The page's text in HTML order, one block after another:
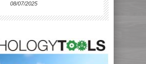
08/07/2025